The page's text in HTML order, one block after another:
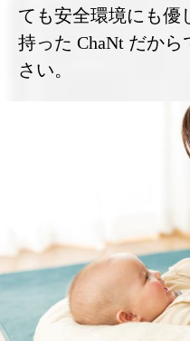
ても安全環境にも優
持った ChaNt だか
さい。